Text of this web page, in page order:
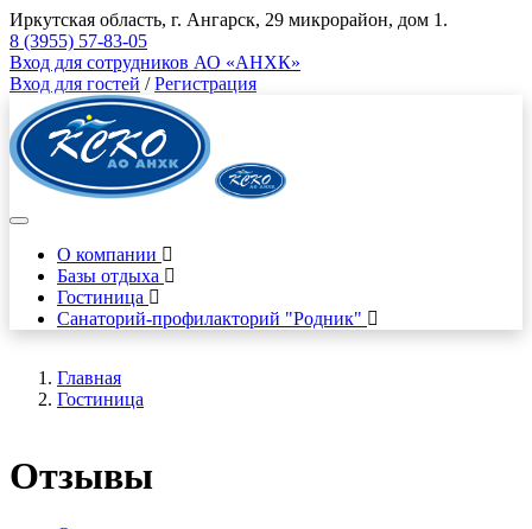
Иркутская область, г. Ангарск, 29 микрорайон, дом 1.
8 (3955) 57-83-05
Вход для сотрудников АО «АНХК»
Вход для гостей /Регистрация
О компании
Базы отдыха
Гостиница
Санаторий-профилакторий "Родник"
Главная
Гостиница
Отзывы